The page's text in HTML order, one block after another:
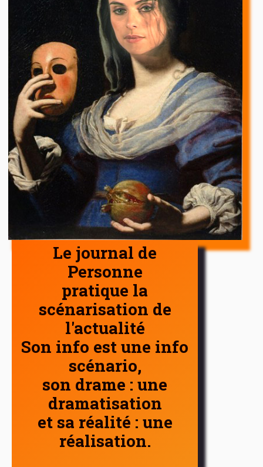
Le journal de
Personne
pratique la
scénarisation de
l'actualité
Son info est une info
scénario,
son drame : une
dramatisation
et sa réalité : une
réalisation.